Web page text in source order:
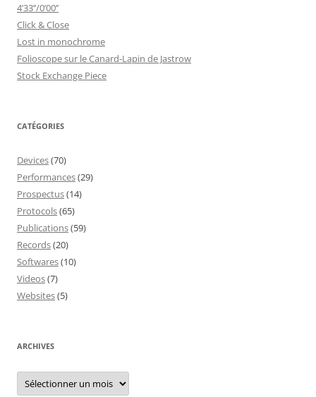
4’33’’/0’00’’
Click & Close
Lost in monochrome
Folioscope sur le Canard-Lapin de Jastrow
Stock Exchange Piece
CATÉGORIES
Devices(70)
Performances(29)
Prospectus(14)
Protocols(65)
Publications(59)
Records(20)
Softwares(10)
Videos(7)
Websites(5)
ARCHIVES
Archives